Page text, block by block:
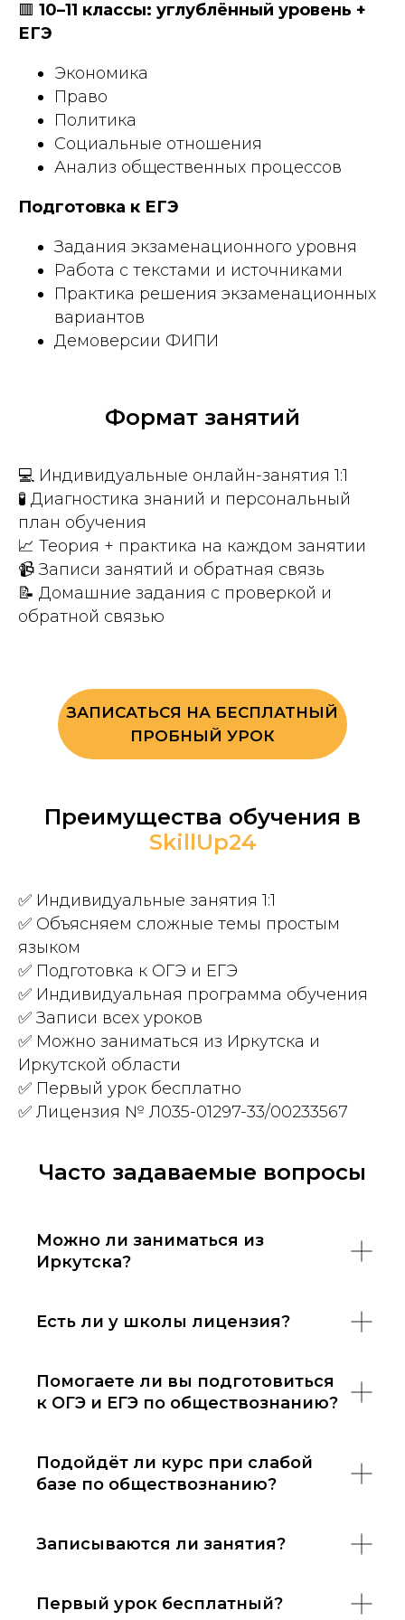
🟥 10–11 классы: углублённый уровень +
ЕГЭ
Экономика
Право
Политика
Социальные отношения
Анализ общественных процессов
Подготовка к ЕГЭ
Задания экзаменационного уровня
Работа с текстами и источниками
Практика решения экзаменационных
вариантов
Демоверсии ФИПИ
Формат занятий
💻 Индивидуальные онлайн-занятия 1:1
🧪 Диагностика знаний и персональный
план обучения
📈 Теория + практика на каждом занятии
📹 Записи занятий и обратная связь
📝 Домашние задания с проверкой и
обратной связью
ЗАПИСАТЬСЯ НА БЕСПЛАТНЫЙ
ПРОБНЫЙ УРОК
Преимущества обучения в
SkillUp24
✅ Индивидуальные занятия 1:1
✅ Объясняем сложные темы простым
языком
✅ Подготовка к ОГЭ и ЕГЭ
✅ Индивидуальная программа обучения
✅ Записи всех уроков
✅ Можно заниматься из Иркутска и
Иркутской области
✅ Первый урок бесплатно
✅ Лицензия № Л035-01297-33/00233567
Часто задаваемые вопросы
Можно ли заниматься из
Иркутска?
Есть ли у школы лицензия?
Помогаете ли вы подготовиться
к ОГЭ и ЕГЭ по обществознанию?
Подойдёт ли курс при слабой
базе по обществознанию?
Записываются ли занятия?
Первый урок бесплатный?